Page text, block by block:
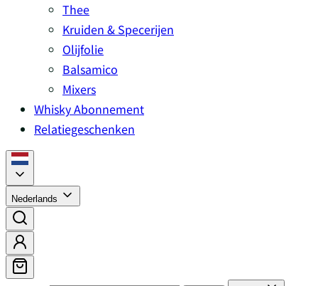
Thee
Kruiden & Specerijen
Olijfolie
Balsamico
Mixers
Whisky Abonnement
Relatiegeschenken
Nederlands